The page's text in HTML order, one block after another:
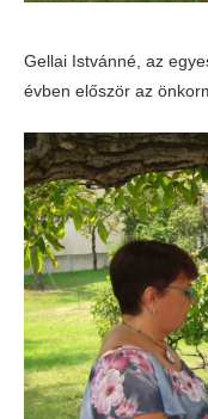
Gellai Istvánné, az
évben először az